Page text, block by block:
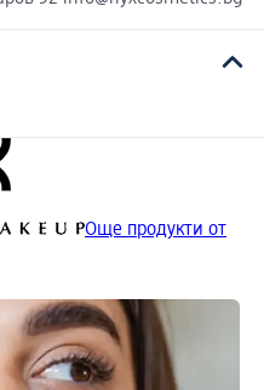
Още продукти от